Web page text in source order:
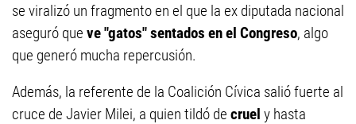
se viralizó un fragmento en el que la ex diputada nacional
aseguró que ve "gatos" sentados en el Congreso, algo
que generó mucha repercusión.
Además, la referente de la Coalición Cívica salió fuerte al
cruce de Javier Milei, a quien tildó de cruel y hasta